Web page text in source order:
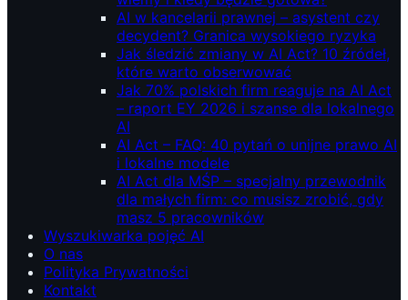
AI w kancelarii prawnej – asystent czy
decydent? Granica wysokiego ryzyka
Jak śledzić zmiany w AI Act? 10 źródeł,
które warto obserwować
Jak 70% polskich firm reaguje na AI Act
– raport EY 2026 i szanse dla lokalnego
AI
AI Act – FAQ: 40 pytań o unijne prawo AI
i lokalne modele
AI Act dla MŚP – specjalny przewodnik
dla małych firm: co musisz zrobić, gdy
masz 5 pracowników
Wyszukiwarka pojęć AI
O nas
Polityka Prywatności
Kontakt